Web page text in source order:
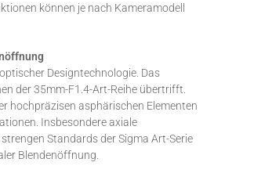
können je nach Kameramodell
Designtechnologie. Das
der 35mm-F1.4-Art-Reihe übertrifft.
hochpräzisen asphärischen Elementen
Insbesondere axiale
Standards der Sigma Art-Serie
Blendenöffnung.